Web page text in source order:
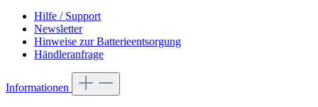
Hilfe / Support
Newsletter
Hinweise zur Batterieentsorgung
Händleranfrage
Informationen